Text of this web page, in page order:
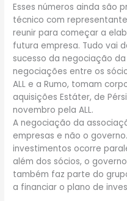
Esses números ainda são
técnico com
reunir para começar a
futura empresa. Tudo vai
sucesso da negociação
negociações entre os
ALL e a Rumo, tomam
aquisições Estáter, de
novembro pela ALL.
A negociação da
empresas e não o
investimentos ocorre
além dos sócios, o
também faz parte do
a financiar o plano de